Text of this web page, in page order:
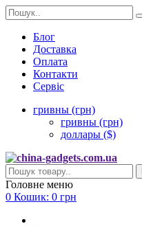
Блог
Доставка
Оплата
Контакти
Сервіс
гривны (грн)
гривны (грн)
доллары ($)
Головне меню
0 Кошик: 0 грн